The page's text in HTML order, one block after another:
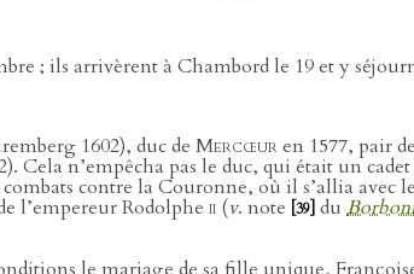
; ils arrivèrent à Chambord le 19 et y
1602), duc de Mercœur en 1577, pair
Cela n’empêcha pas le duc, qui était un
contre la Couronne, où il s’allia
l’empereur Rodolphe ii (v. note [39] du